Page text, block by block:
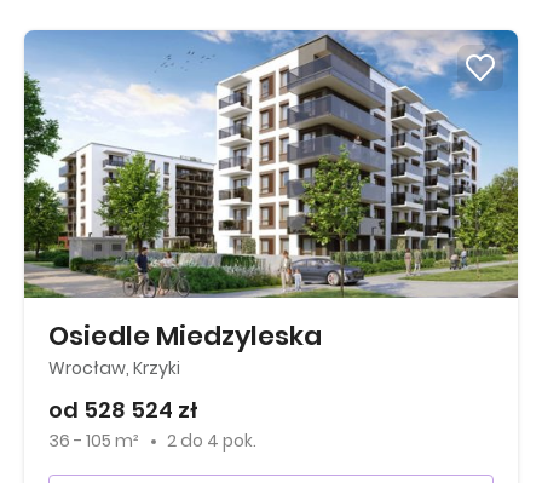
Osiedle Miedzyleska
Wrocław, Krzyki
od 528 524 zł
36 - 105 m² 2 do 4 pok.